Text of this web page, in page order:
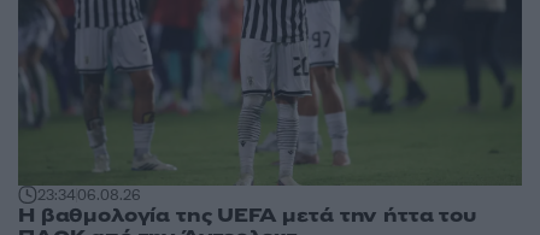
23:3406.08.26
Η βαθμολογία της UEFA μετά την ήττα του